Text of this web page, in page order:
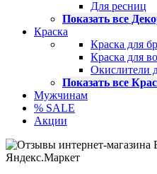
Для ресниц
Показать все
Краска
Краска для
Краска для
Окислители
Показать все
Мужчинам
% SALE
Акции